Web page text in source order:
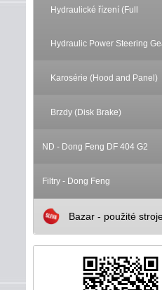
Hydraulické řízení (Full
Hydraulic Power Steering
Karosérie (Hood and Panel)
Brzdy (Disk Brake)
ND - Dong Feng DF 404 G2
Filtry - Dong Feng
Bazar - použité